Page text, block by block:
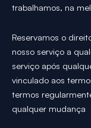
trabalhamos, na
Reservamos o
nosso serviço a
serviço após
vinculado aos
termos
qualquer mudança